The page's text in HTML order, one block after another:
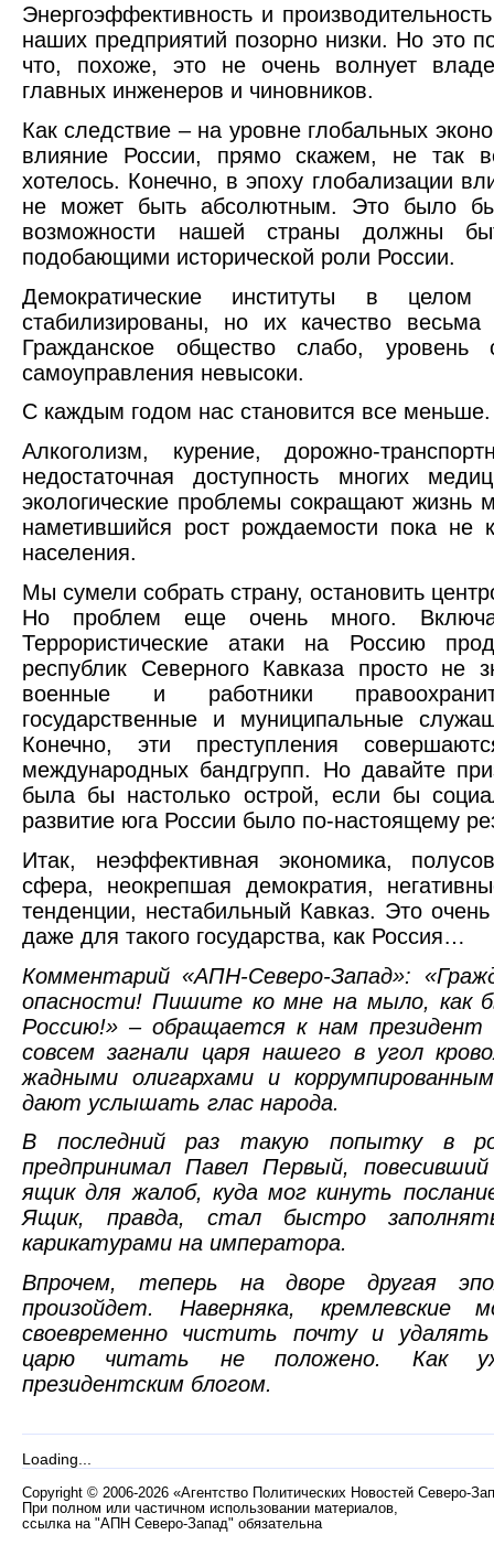
Энергоэффективность и
наших предприятий позорно низки. Но это
что, похоже, это не очень волнует
главных инженеров и чиновников.
Как следствие – на уровне глобальных
влияние России, прямо скажем, не так
хотелось. Конечно, в эпоху глобализации
не может быть абсолютным. Это было
возможности нашей страны должны
подобающими исторической роли России.
Демократические институты в
стабилизированы, но их качество
Гражданское общество слабо, уровень
самоуправления невысоки.
С каждым годом нас становится все меньше.
Алкоголизм, курение, дорожно-
недостаточная доступность многих
экологические проблемы сокращают
наметившийся рост рождаемости пока не
населения.
Мы сумели собрать страну, остановить
Но проблем еще очень много.
Террористические атаки на Россию
республик Северного Кавказа просто не
военные и работники
государственные и муниципальные
Конечно, эти преступления
международных бандгрупп. Но давайте
была бы настолько острой, если бы
развитие юга России было по-настоящему
Итак, неэффективная экономика,
сфера, неокрепшая демократия,
тенденции, нестабильный Кавказ. Это
даже для такого государства, как Россия…
Комментарий «АПН-Северо-Запад»:
опасности! Пишите ко мне на мыло, как
Россию!» – обращается к нам президент
совсем загнали царя нашего в угол
жадными олигархами и
дают услышать глас народа.
В последний раз такую попытку в
предпринимал Павел Первый,
ящик для жалоб, куда мог кинуть
Ящик, правда, стал быстро
карикатурами на императора.
Впрочем, теперь на дворе другая
произойдет. Наверняка, кремлевские
своевременно чистить почту и
царю читать не положено. Как
президентским блогом.
Loading...
Copyright © 2006-2026 «Агентство Политических Новостей Северо-
При полном или частичном использовании материалов,
ссылка на "АПН Северо-Запад" обязательна